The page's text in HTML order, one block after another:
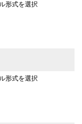
形式を選択
形式を選択